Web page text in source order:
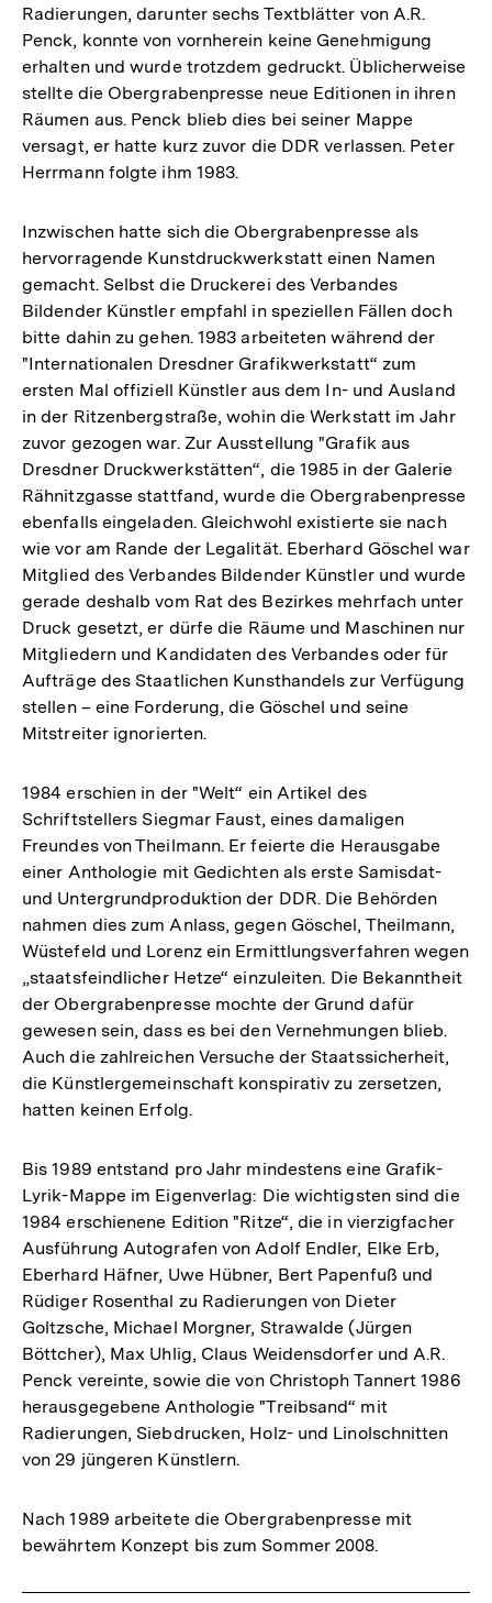
Radierungen, darunter sechs Textblätter von A.R.
Penck, konnte von vornherein keine Genehmigung
erhalten und wurde trotzdem gedruckt. Üblicherweise
stellte die Obergrabenpresse neue Editionen in ihren
Räumen aus. Penck blieb dies bei seiner Mappe
versagt, er hatte kurz zuvor die DDR verlassen. Peter
Herrmann folgte ihm 1983.
Inzwischen hatte sich die Obergrabenpresse als
hervorragende Kunstdruckwerkstatt einen Namen
gemacht. Selbst die Druckerei des Verbandes
Bildender Künstler empfahl in speziellen Fällen doch
bitte dahin zu gehen. 1983 arbeiteten während der
"Internationalen Dresdner Grafikwerkstatt“ zum
ersten Mal offiziell Künstler aus dem In- und Ausland
in der Ritzenbergstraße, wohin die Werkstatt im Jahr
zuvor gezogen war. Zur Ausstellung "Grafik aus
Dresdner Druckwerkstätten“, die 1985 in der Galerie
Rähnitzgasse stattfand, wurde die Obergrabenpresse
ebenfalls eingeladen. Gleichwohl existierte sie nach
wie vor am Rande der Legalität. Eberhard Göschel war
Mitglied des Verbandes Bildender Künstler und wurde
gerade deshalb vom Rat des Bezirkes mehrfach unter
Druck gesetzt, er dürfe die Räume und Maschinen nur
Mitgliedern und Kandidaten des Verbandes oder für
Aufträge des Staatlichen Kunsthandels zur Verfügung
stellen – eine Forderung, die Göschel und seine
Mitstreiter ignorierten.
1984 erschien in der "Welt“ ein Artikel des
Schriftstellers Siegmar Faust, eines damaligen
Freundes von Theilmann. Er feierte die Herausgabe
einer Anthologie mit Gedichten als erste Samisdat-
und Untergrundproduktion der DDR. Die Behörden
nahmen dies zum Anlass, gegen Göschel, Theilmann,
Wüstefeld und Lorenz ein Ermittlungsverfahren wegen
„staatsfeindlicher Hetze“ einzuleiten. Die Bekanntheit
der Obergrabenpresse mochte der Grund dafür
gewesen sein, dass es bei den Vernehmungen blieb.
Auch die zahlreichen Versuche der Staatssicherheit,
die Künstlergemeinschaft konspirativ zu zersetzen,
hatten keinen Erfolg.
Bis 1989 entstand pro Jahr mindestens eine Grafik-
Lyrik-Mappe im Eigenverlag: Die wichtigsten sind die
1984 erschienene Edition "Ritze“, die in vierzigfacher
Ausführung Autografen von Adolf Endler, Elke Erb,
Eberhard Häfner, Uwe Hübner, Bert Papenfuß und
Rüdiger Rosenthal zu Radierungen von Dieter
Goltzsche, Michael Morgner, Strawalde (Jürgen
Böttcher), Max Uhlig, Claus Weidensdorfer und A.R.
Penck vereinte, sowie die von Christoph Tannert 1986
herausgegebene Anthologie "Treibsand“ mit
Radierungen, Siebdrucken, Holz- und Linolschnitten
von 29 jüngeren Künstlern.
Nach 1989 arbeitete die Obergrabenpresse mit
bewährtem Konzept bis zum Sommer 2008.